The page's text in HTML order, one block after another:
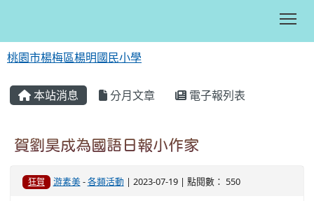
桃園市楊梅區楊明國民小學
本站消息 分月文章 電子報列表
賀劉昊成為國語日報小作家
狂賀 游素美-各類活動 | 2023-07-19 | 點閱數： 550